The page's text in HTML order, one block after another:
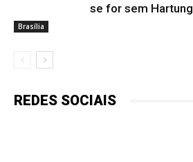
Brasília
se for sem Hartung
REDES SOCIAIS